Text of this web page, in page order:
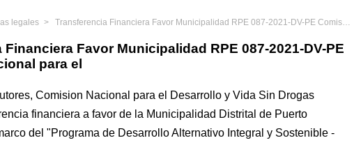
legales Transferencia Financiera Favor Municipalidad RPE 087-2021-DV-PE Comision Nacional para el
Favor Municipalidad RPE 087-2021-DV-PE
para el
Comision Nacional para el Desarrollo y Vida Sin Drogas
financiera a favor de la Municipalidad Distrital de Puerto
del "Programa de Desarrollo Alternativo Integral y Sostenible -